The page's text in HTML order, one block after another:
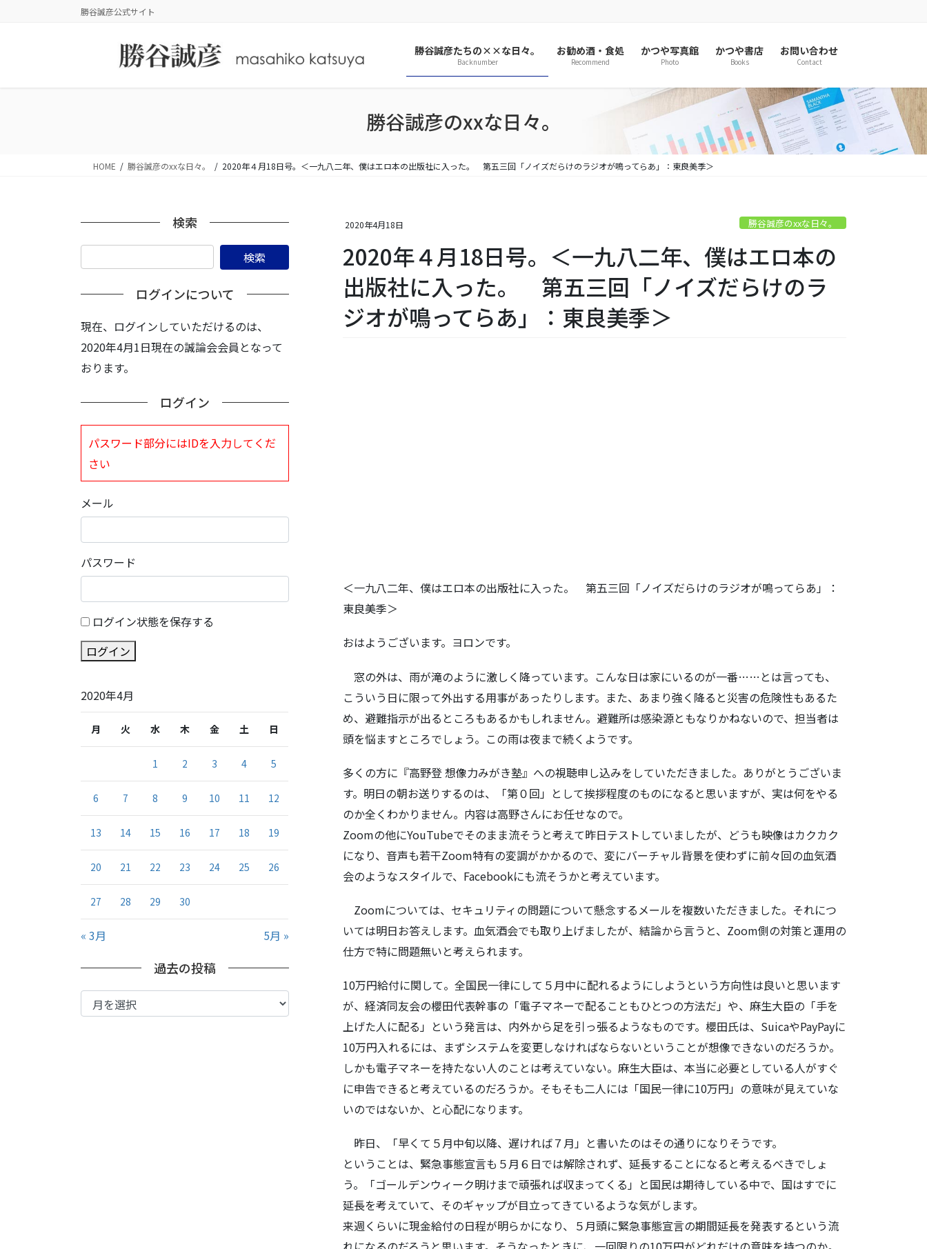
勝谷誠彦公式サイト
勝谷誠彦たちの××な日々。
Backnumber
お勧め酒・食処
Recommend
かつや写真館
Photo
かつや書店
Books
お問い合わせ
Contact
勝谷誠彦のxxな日々。
HOME 勝谷誠彦のxxな日々。 2020年４月18日号。＜一九八二年、僕はエロ本の出版社に入った。 第五三回「ノイズだらけのラジオが鳴ってらあ」：東良美季＞
2020年4月18日 勝谷誠彦のxxな日々。
2020年４月18日号。＜一九八二年、僕はエロ本の
出版社に入った。 第五三回「ノイズだらけのラ
ジオが鳴ってらあ」：東良美季＞
＜一九八二年、僕はエロ本の出版社に入った。 第五三回「ノイズだらけのラジオが鳴ってらあ」：
東良美季＞
おはようございます。ヨロンです。
窓の外は、雨が滝のように激しく降っています。こんな日は家にいるのが一番……とは言っても、
こういう日に限って外出する用事があったりします。また、あまり強く降ると災害の危険性もあるた
め、避難指示が出るところもあるかもしれません。避難所は感染源ともなりかねないので、担当者は
頭を悩ますところでしょう。この雨は夜まで続くようです。
多くの方に『高野登 想像力みがき塾』への視聴申し込みをしていただきました。ありがとうございま
す。明日の朝お送りするのは、「第０回」として挨拶程度のものになると思いますが、実は何をやる
のか全くわかりません。内容は高野さんにお任せなので。
Zoomの他にYouTubeでそのまま流そうと考えて昨日テストしていましたが、どうも映像はカクカク
になり、音声も若干Zoom特有の変調がかかるので、変にバーチャル背景を使わずに前々回の血気酒
会のようなスタイルで、Facebookにも流そうかと考えています。
Zoomについては、セキュリティの問題について懸念するメールを複数いただきました。それにつ
いては明日お答えします。血気酒会でも取り上げましたが、結論から言うと、Zoom側の対策と運用の
仕方で特に問題無いと考えられます。
10万円給付に関して。全国民一律にして５月中に配れるようにしようという方向性は良いと思います
が、経済同友会の櫻田代表幹事の「電子マネーで配ることもひとつの方法だ」や、麻生大臣の「手を
上げた人に配る」という発言は、内外から足を引っ張るようなものです。櫻田氏は、SuicaやPayPayに
10万円入れるには、まずシステムを変更しなければならないということが想像できないのだろうか。
しかも電子マネーを持たない人のことは考えていない。麻生大臣は、本当に必要としている人がすぐ
に申告できると考えているのだろうか。そもそも二人には「国民一律に10万円」の意味が見えていな
いのではないか、と心配になります。
昨日、「早くて５月中旬以降、遅ければ７月」と書いたのはその通りになりそうです。
ということは、緊急事態宣言も５月６日では解除されず、延長することになると考えるべきでしょ
う。「ゴールデンウィーク明けまで頑張れば収まってくる」と国民は期待している中で、国はすでに
延長を考えていて、そのギャップが目立ってきているような気がします。
来週くらいに現金給付の日程が明らかになり、５月頭に緊急事態宣言の期間延長を発表するという流
検索
ログインについて
現在、ログインしていただけるのは、
2020年4月1日現在の誠論会会員となって
おります。
ログイン
パスワード部分にはIDを入力してくだ
さい
メール
パスワード
ログイン状態を保存する
ログイン
2020年4月
月 火 水 木 金 土 日
1 2 3 4 5
6 7 8 9 10 11 12
13 14 15 16 17 18 19
20 21 22 23 24 25 26
27 28 29 30
« 3月 5月 »
過去の投稿
過
去